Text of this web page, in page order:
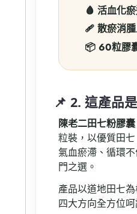
🩸 活血化
🩹 散瘀消
📦 60粒膠
📌 2. 這產品
陳老二田七粉膠囊
粒裝，以優質田
氣血瘀滯、循環
門之選。
產品以道地田七
四大方向全方位